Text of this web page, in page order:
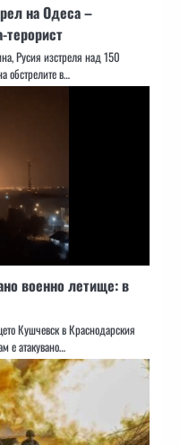
на Одеса –
терорист
Русия изстреля над 150
обстрелите в…
военно летище: в
Кушчевск в Краснодарския
е атакувано…